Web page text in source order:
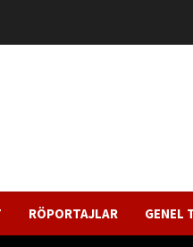
RÖPORTAJLAR GENEL
9